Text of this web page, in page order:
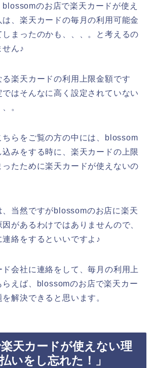
のお店で楽天カードが使え
、楽天カードの毎月の利用可能金
まったのかも、、、。と考えるの
せん♪
楽天カードの利用上限金額です
はそんなに高く設定されていない
。
ちらをご覧の方の中には、blossom
みをする時に、楽天カードの上限
たために楽天カードが使えないの
、当然ですがblossomのお店に楽天
があるわけではありませんので、
絡をするといいですよ♪
会社に連絡をして、毎月の利用上
らえば、blossomのお店で楽天カー
解決できると思います。
天カードが使えない理
いをし忘れた！」